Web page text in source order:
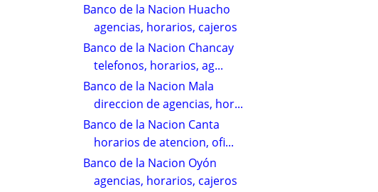
Banco de la Nacion Huacho
agencias, horarios, cajeros
Banco de la Nacion Chancay
telefonos, horarios, ag...
Banco de la Nacion Mala
direccion de agencias, hor...
Banco de la Nacion Canta
horarios de atencion, ofi...
Banco de la Nacion Oyón
agencias, horarios, cajeros